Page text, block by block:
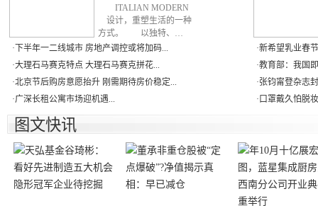
ITALIAN MODERN
设计，重塑生活的一种
方式。 以独特、…
· 下半年一二线城市 房地产调控或将加码...
·大理石马赛克特点 大理石马赛克拼花...
·北京节后购房意愿抬升 刚需期待房价稳定...
·广深长租公寓市场迎机遇...
·新希望乳业春
·教育部：我国
·张钧甯登杂志
· 口罩戴久怕脱
图文快讯